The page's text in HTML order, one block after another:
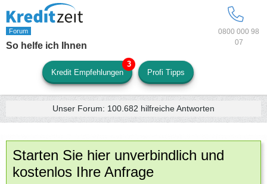
0800 000 98
07
So helfe ich Ihnen
Kredit Empfehlungen Profi Tipps
Unser Forum: 100.682 hilfreiche Antworten
Starten Sie hier unverbindlich und
kostenlos Ihre Anfrage